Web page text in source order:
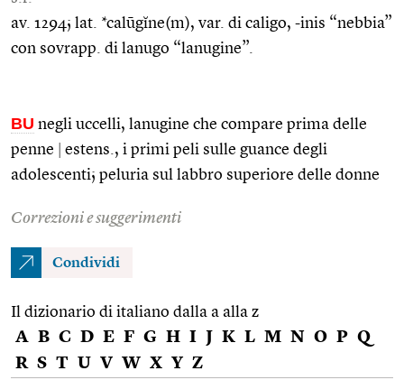
av. 1294; lat. *calūgĭne(m), var. di caligo, -inis “nebbia”
con sovrapp. di lanugo “lanugine”.
BU negli uccelli, lanugine che compare prima delle
penne
estens., i primi peli sulle guance degli
adolescenti; peluria sul labbro superiore delle donne
Correzioni e suggerimenti
Condividi
Il dizionario di italiano dalla a alla z
A B C D E F G H I J K L M N O P Q
R S T U V W X Y Z